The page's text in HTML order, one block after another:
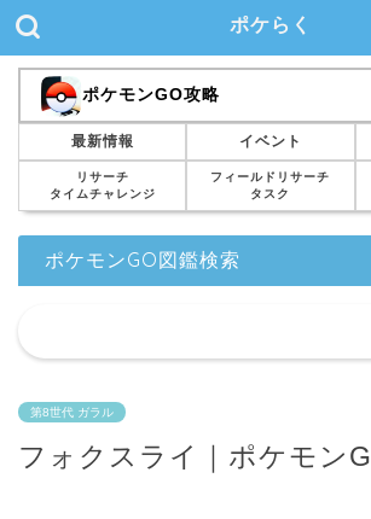
ポケらく
ポケモンGO攻略
最新情報 イベント
リサーチ
タイムチャレンジ
フィールドリサーチ
タスク
ポケモンGO図鑑検索
第8世代 ガラル
フォクスライ｜ポケモン